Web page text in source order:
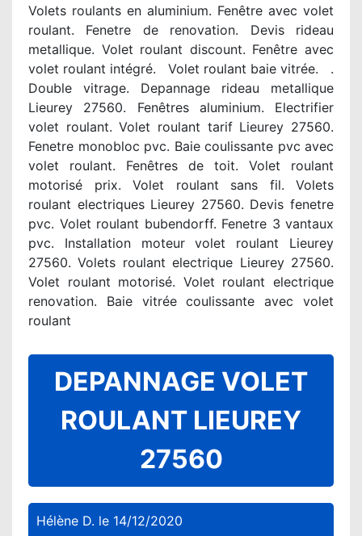
Volets roulants en aluminium. Fenêtre avec volet
roulant. Fenetre de renovation. Devis rideau
metallique. Volet roulant discount. Fenêtre avec
volet roulant intégré. Volet roulant baie vitrée. .
Double vitrage. Depannage rideau metallique
Lieurey 27560. Fenêtres aluminium. Electrifier
volet roulant. Volet roulant tarif Lieurey 27560.
Fenetre monobloc pvc. Baie coulissante pvc avec
volet roulant. Fenêtres de toit. Volet roulant
motorisé prix. Volet roulant sans fil. Volets
roulant electriques Lieurey 27560. Devis fenetre
pvc. Volet roulant bubendorff. Fenetre 3 vantaux
pvc. Installation moteur volet roulant Lieurey
27560. Volets roulant electrique Lieurey 27560.
Volet roulant motorisé. Volet roulant electrique
renovation. Baie vitrée coulissante avec volet
roulant
DEPANNAGE VOLET
ROULANT LIEUREY
27560
Hélène D. le 14/12/2020